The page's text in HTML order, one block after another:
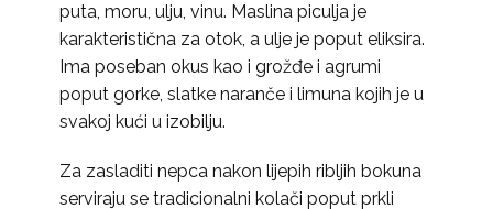
puta, moru, ulju, vinu. Maslina piculja je
karakteristična za otok, a ulje je poput eliksira.
Ima poseban okus kao i grožđe i agrumi
poput gorke, slatke naranče i limuna kojih je u
svakoj kući u izobilju.
Za zasladiti nepca nakon lijepih ribljih bokuna
serviraju se tradicionalni kolači poput prkli